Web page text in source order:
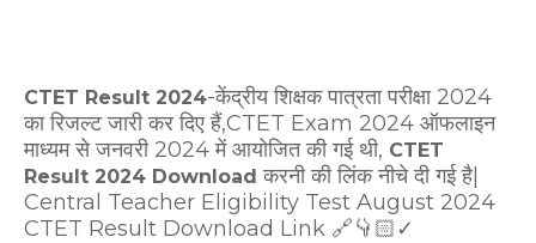
CTET Result 2024-केंद्रीय शिक्षक पात्रता परीक्षा 2024
का रिजल्ट जारी कर दिए हैं,CTET Exam 2024 ऑफलाइन
माध्यम से जनवरी 2024 में आयोजित की गई थी, CTET
Result 2024 Download करनी की लिंक नीचे दी गई है|
Central Teacher Eligibility Test August 2024
CTET Result Download Link 🔗👇🏻✓